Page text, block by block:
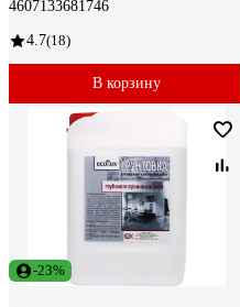
4607133681746
4.7(18)
В корзину
-23%